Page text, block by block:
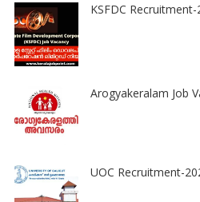
KSFDC
Arogyakeralam Job
UOC Recruitment-